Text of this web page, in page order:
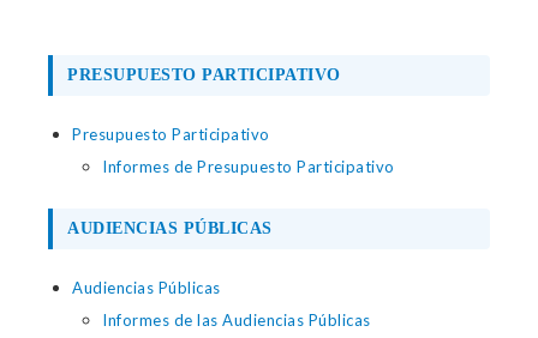
PRESUPUESTO PARTICIPATIVO
Presupuesto Participativo
Informes de Presupuesto Participativo
AUDIENCIAS PÚBLICAS
Audiencias Públicas
Informes de las Audiencias Públicas